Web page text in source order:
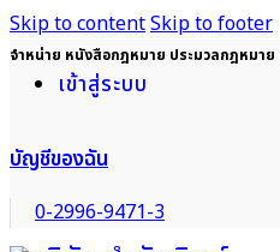
Skip to contentSkip to footer
จำหน่าย หนังสือกฎหมาย ประมวลกฎหมา
เข้าสู่ระบบ
บัญชีของฉัน
0-2996-9471-3